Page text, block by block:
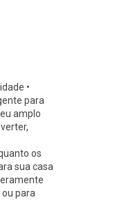
•
para
amplo
os
sua casa
para